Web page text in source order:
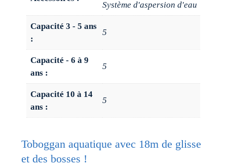
Système d'aspersion d'eau
Capacité 3 - 5 ans
:
5
Capacité - 6 à 9
ans :
5
Capacité 10 à 14
ans :
5
Toboggan aquatique avec 18m de glisse
et des bosses !